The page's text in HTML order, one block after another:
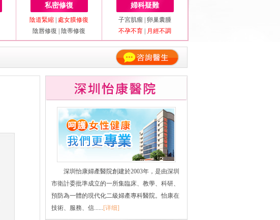
私密修復
陰道緊縮
處女膜修復
陰唇修復
陰蒂修復
婦科疑難
子宮肌瘤
卵巢囊腫
不孕不育
月經不調
深圳怡康婦產醫院創建於2003年，是由深圳
市衛計委批準成立的一所集臨床、教學、科研、
預防為一體的現代化二級婦產專科醫院。怡康在
技術、服務、信...... [详细]